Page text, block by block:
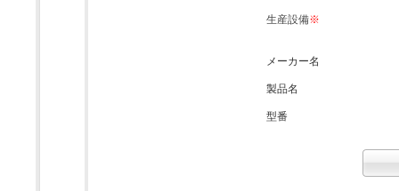
生産設備※
メーカー名
製品名
型番